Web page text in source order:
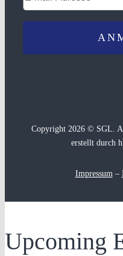
Copyright 2026 © SGL.
erstellt durch
Impressum–
Upcoming